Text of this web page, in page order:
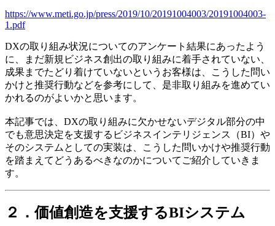
https://www.meti.go.jp/press/2019/10/20191004003/20191004003-
1.pdf
DXの取り組み状況についてのアンケート結果にあったよう
に、まだ新規ビジネス創出の取り組みに着手されていない、
成果までたどり着けていないというお客様は、こうした問い
かけと推奨行動などを参考にして、是非取り組みを進めてい
かれるのがよいかと思います。
本記事では、DXの取り組みに欠かせないデジタル部分の中
でも意思決定を支援するビジネスインテリジェンス（BI）や
そのシステムとしての実装は、こうした問いかけや推奨行動
を踏まえてどうあるべきなのかについてご紹介していきま
す。
２．価値創造を支援するBIシステム